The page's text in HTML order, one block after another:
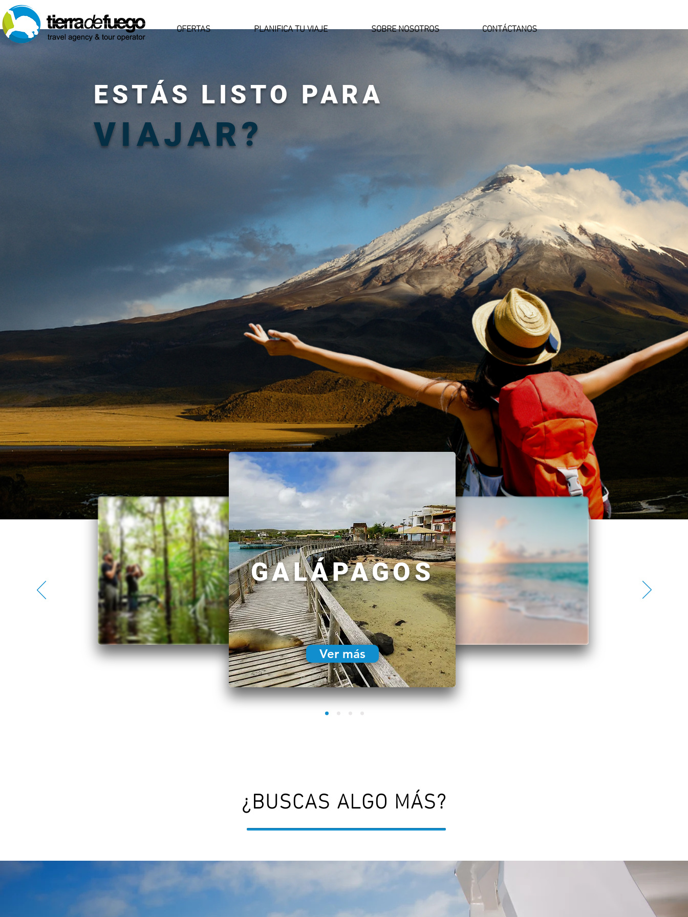
OFERTAS PLANIFICA TU VIAJE SOBRE NOSOTROS CONTÁCTANOS
ESTÁS LISTO PARA
VIAJAR?
Ver más
GALÁPAGOS
¿BUSCAS ALGO MÁS?